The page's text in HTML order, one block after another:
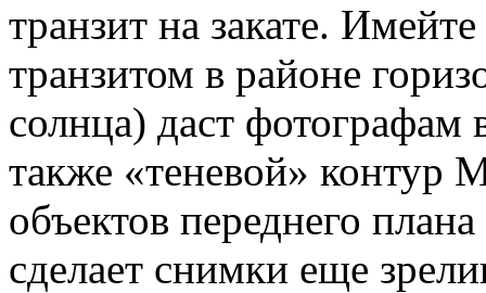
транзит на закате.
транзитом в районе
солнца) даст
также «теневой» контур
объектов переднего
сделает снимки еще